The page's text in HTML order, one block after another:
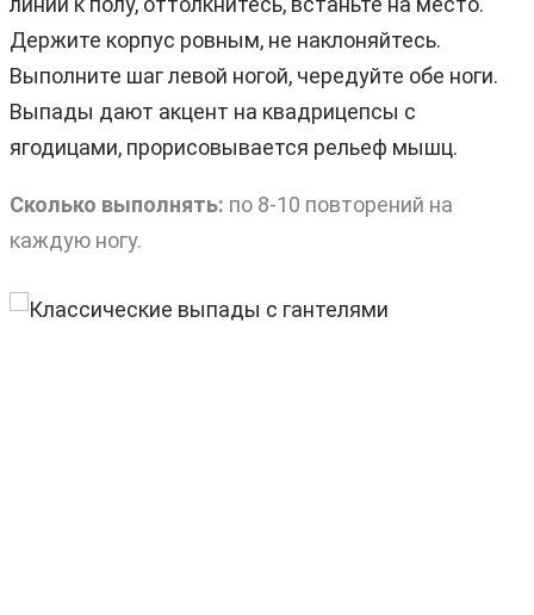
Держите корпус ровным, не наклоняйтесь.
Выполните шаг левой ногой, чередуйте обе ноги.
Выпады дают акцент на квадрицепсы с
ягодицами, прорисовывается рельеф мышц.
Сколько выполнять: по 8-10 повторений на
каждую ногу.